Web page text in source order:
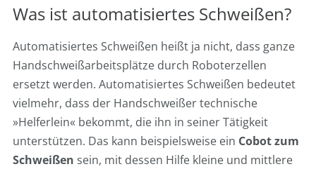
Was ist automatisiertes Schweißen?
Automatisiertes Schweißen heißt ja nicht, dass ganze
Handschweißarbeitsplätze durch Roboterzellen
ersetzt werden. Automatisiertes Schweißen bedeutet
vielmehr, dass der Handschweißer technische
»Helferlein« bekommt, die ihn in seiner Tätigkeit
unterstützen. Das kann beispielsweise ein Cobot zum
Schweißen sein, mit dessen Hilfe kleine und mittlere